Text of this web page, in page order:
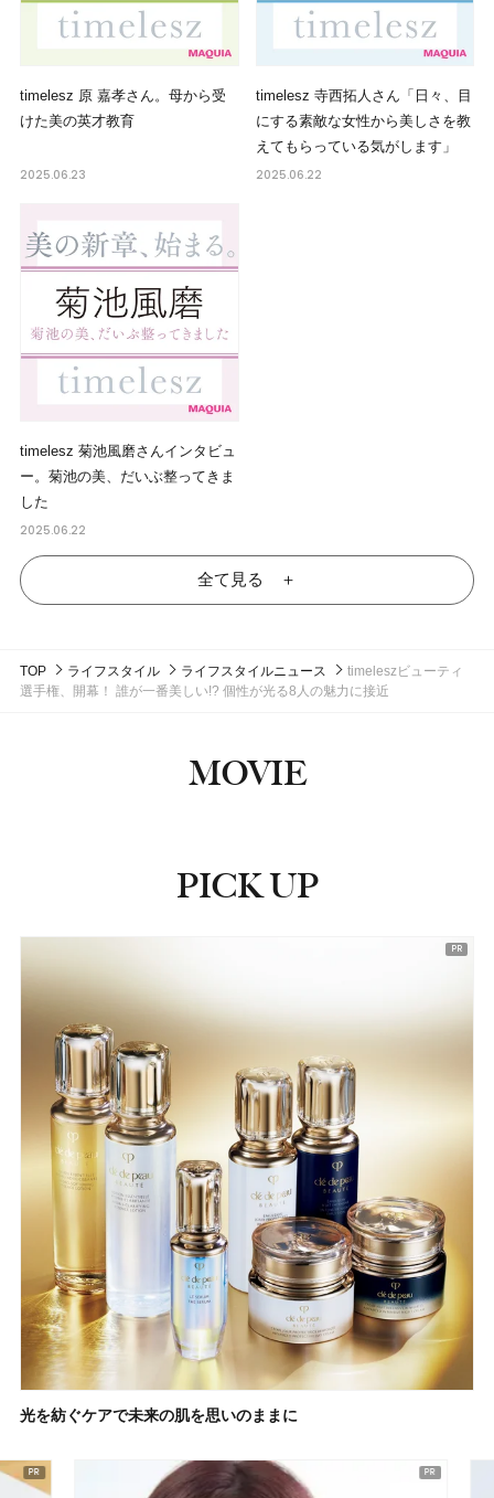
timelesz 原 嘉孝さん。母から受
けた美の英才教育
2025.06.23
timelesz 寺西拓人さん「日々、目
にする素敵な女性から美しさを教
えてもらっている気がします」
2025.06.22
timelesz 菊池風磨さんインタビュ
ー。菊池の美、だいぶ整ってきま
した
2025.06.22
全て見る ＋
TOP ライフスタイル ライフスタイルニュース
timeleszビューティ
選手権、開幕！ 誰が一番美しい!? 個性が光る8人の魅力に接近
MOVIE
PICK UP
光を紡ぐケアで未来の肌を思いのままに